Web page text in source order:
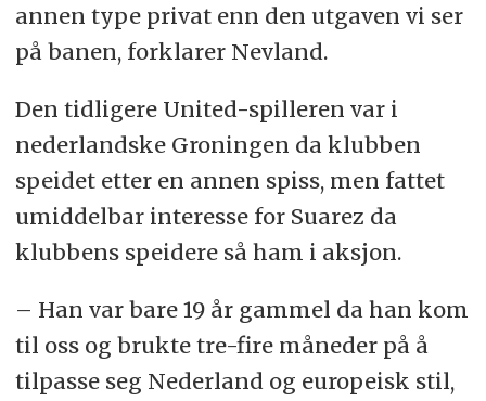
annen type privat enn den utgaven vi ser
på banen, forklarer Nevland.
Den tidligere United-spilleren var i
nederlandske Groningen da klubben
speidet etter en annen spiss, men fattet
umiddelbar interesse for Suarez da
klubbens speidere så ham i aksjon.
– Han var bare 19 år gammel da han kom
til oss og brukte tre-fire måneder på å
tilpasse seg Nederland og europeisk stil,